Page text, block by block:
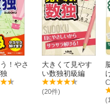
！やさ
大きくて見やす
い数独初級編
(20件)